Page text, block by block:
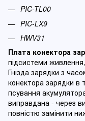
PIC-TL00
PIC-LX9
HWV31
Плата конектора
підсистеми
Гнізда зарядки з
конектора зарядки в
псування
виправдана - через
повністю замінити